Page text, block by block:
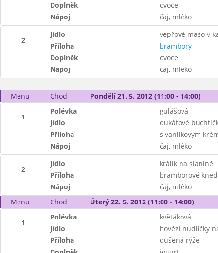
Doplněk
ovoce
Nápoj
čaj, mléko
2
Jídlo
vepřové maso v
Příloha
brambory
Doplněk
ovoce
Nápoj
čaj, mléko
Menu Chod Pondělí 21. 5. 2012 (11:00 - 14:00)
1
Polévka
gulášová
Jídlo
dukátové
Příloha
s vanilkovým
Nápoj
čaj, mléko
2
Jídlo
králík na slanině
Příloha
bramborové
Nápoj
čaj, mléko
Menu
Chod Úterý 22. 5. 2012 (11:00 - 14:00)
1
Polévka
květáková
Jídlo
hovězí nudličky
Příloha
dušená rýže